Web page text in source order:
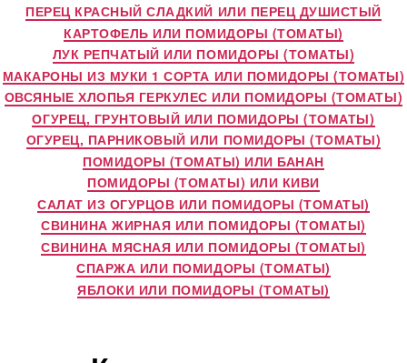
ПЕРЕЦ КРАСНЫЙ СЛАДКИЙ ИЛИ ПЕРЕЦ ДУШИСТЫЙ
КАРТОФЕЛЬ ИЛИ ПОМИДОРЫ (ТОМАТЫ)
ЛУК РЕПЧАТЫЙ ИЛИ ПОМИДОРЫ (ТОМАТЫ)
МАКАРОНЫ ИЗ МУКИ 1 СОРТА ИЛИ ПОМИДОРЫ (ТОМАТЫ)
ОВСЯНЫЕ ХЛОПЬЯ ГЕРКУЛЕС ИЛИ ПОМИДОРЫ (ТОМАТЫ)
ОГУРЕЦ, ГРУНТОВЫЙ ИЛИ ПОМИДОРЫ (ТОМАТЫ)
ОГУРЕЦ, ПАРНИКОВЫЙ ИЛИ ПОМИДОРЫ (ТОМАТЫ)
ПОМИДОРЫ (ТОМАТЫ) ИЛИ БАНАН
ПОМИДОРЫ (ТОМАТЫ) ИЛИ КИВИ
САЛАТ ИЗ ОГУРЦОВ ИЛИ ПОМИДОРЫ (ТОМАТЫ)
СВИНИНА ЖИРНАЯ ИЛИ ПОМИДОРЫ (ТОМАТЫ)
СВИНИНА МЯСНАЯ ИЛИ ПОМИДОРЫ (ТОМАТЫ)
СПАРЖА ИЛИ ПОМИДОРЫ (ТОМАТЫ)
ЯБЛОКИ ИЛИ ПОМИДОРЫ (ТОМАТЫ)